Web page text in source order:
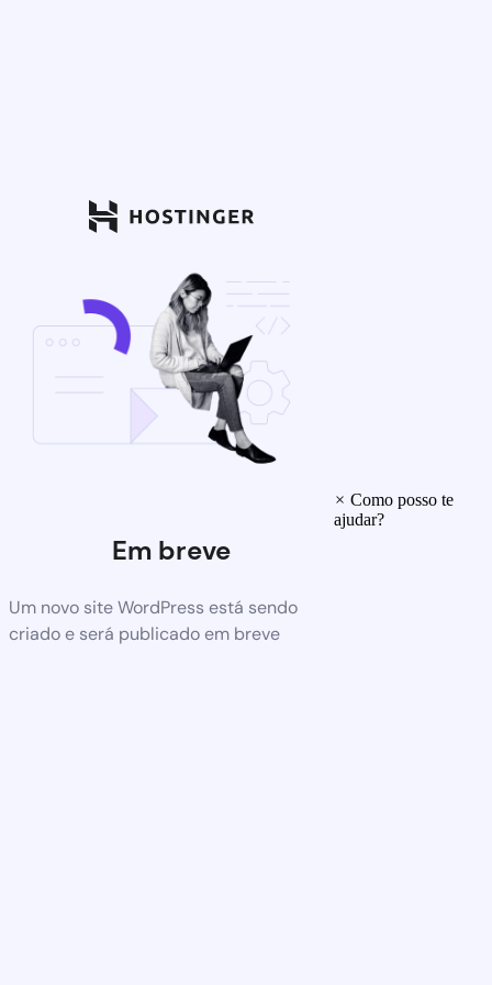
Em breve
Um novo site WordPress está sendo
criado e será publicado em breve
× Como posso te
ajudar?